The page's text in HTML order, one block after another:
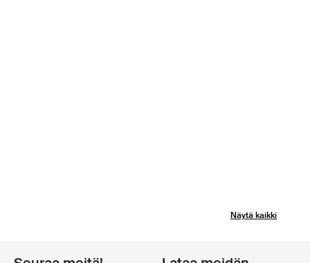
Näytä kaikki